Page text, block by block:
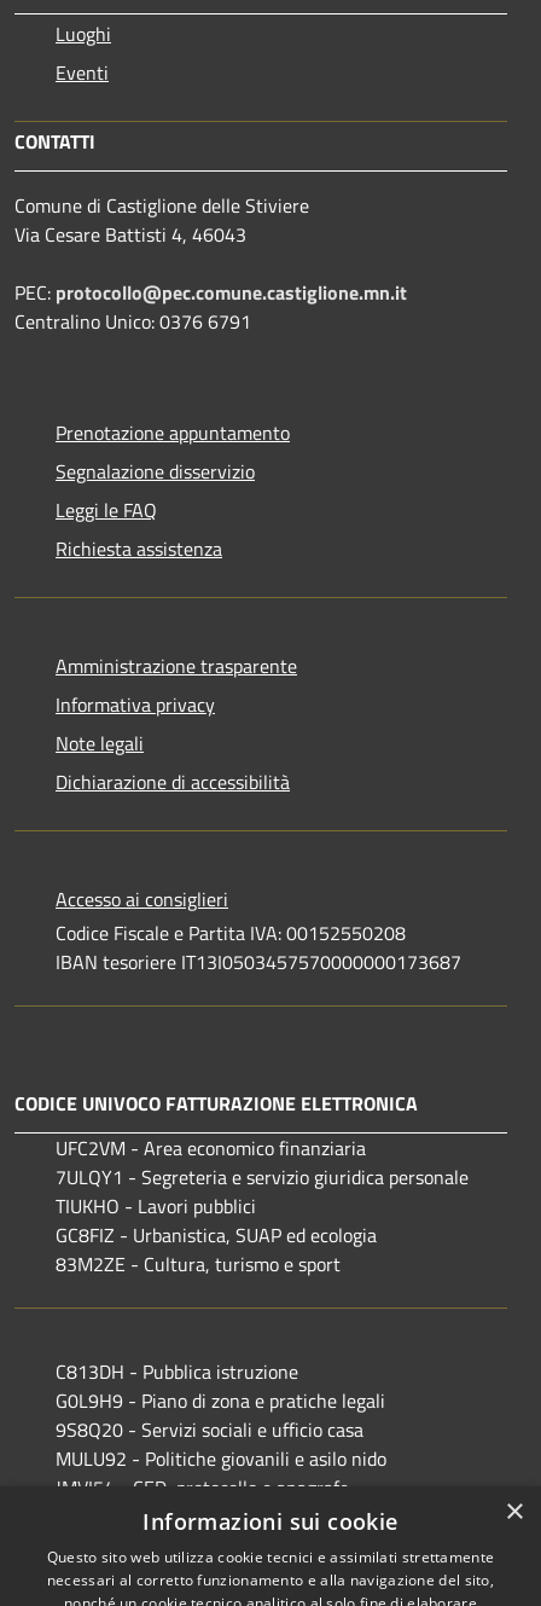
Luoghi
Eventi
CONTATTI
Comune di Castiglione delle Stiviere
Via Cesare Battisti 4, 46043
PEC: protocollo@pec.comune.castiglione.mn.it
Centralino Unico: 0376 6791
Prenotazione appuntamento
Segnalazione disservizio
Leggi le FAQ
Richiesta assistenza
Amministrazione trasparente
Informativa privacy
Note legali
Dichiarazione di accessibilità
Accesso ai consiglieri
Codice Fiscale e Partita IVA: 00152550208
IBAN tesoriere IT13I0503457570000000173687
CODICE UNIVOCO FATTURAZIONE ELETTRONICA
UFC2VM - Area economico finanziaria
7ULQY1 - Segreteria e servizio giuridica personale
TIUKHO - Lavori pubblici
GC8FIZ - Urbanistica, SUAP ed ecologia
83M2ZE - Cultura, turismo e sport
C813DH - Pubblica istruzione
G0L9H9 - Piano di zona e pratiche legali
9S8Q20 - Servizi sociali e ufficio casa
MULU92 - Politiche giovanili e asilo nido
JMVI54 - CED, protocollo e anagrafe
EFR931 - Polizia Locale
×
Informazioni sui cookie
Questo sito web utilizza cookie tecnici e assimilati strettamente
necessari al corretto funzionamento e alla navigazione del sito,